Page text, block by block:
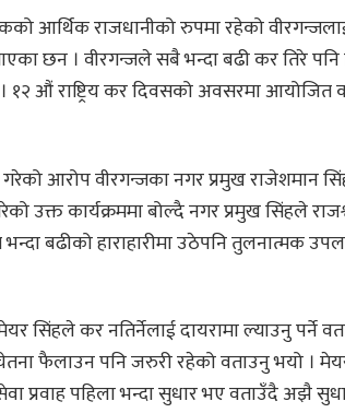
आर्थिक राजधानीको रुपमा रहेको
छन । वीरगन्जले सबै भन्दा बढी कर तिरे
१२ औं राष्ट्रिय कर दिवसको अवसरमा आयोजित
आरोप वीरगन्जका नगर प्रमुख राजेशमान
उक्त कार्यक्रममा बोल्दै नगर प्रमुख सिंहले
बढीको हाराहारीमा उठेपनि तुलनात्मक
सिंहले कर नतिर्नेलाई दायरामा ल्याउनु पर्ने
फैलाउन पनि जरुरी रहेको वताउनु भयो ।
प्रवाह पहिला भन्दा सुधार भए वताउँदै अझै